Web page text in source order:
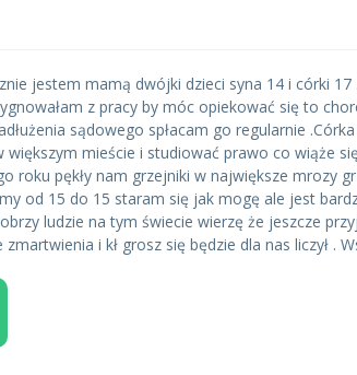
jestem mamą dwójki dzieci syna 14 i córki
z pracy by móc opiekować się to
sądowego spłacam go regularnie
większym mieście i studiować prawo co wiąże
roku pękły nam grzejniki w największe mrozy
od 15 do 15 staram się jak mogę ale jest
ludzie na tym świecie wierzę że jeszcze
i kł grosz się będzie dla nas liczył .